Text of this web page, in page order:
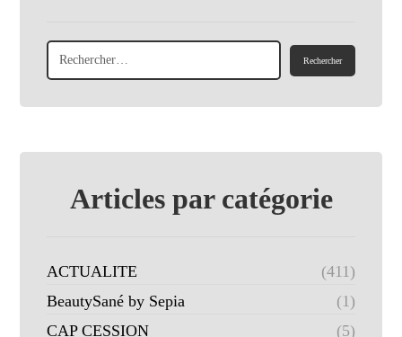
Articles par catégorie
ACTUALITE
(411)
BeautySané by Sepia
(1)
CAP CESSION
(5)